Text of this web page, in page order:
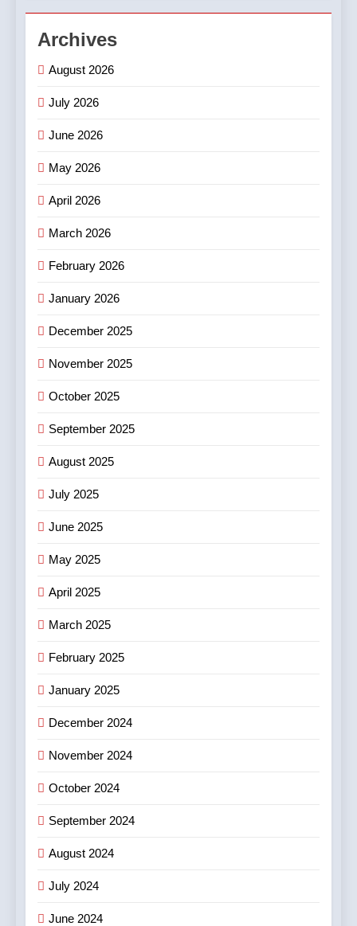
Archives
August 2026
July 2026
June 2026
May 2026
April 2026
March 2026
February 2026
January 2026
December 2025
November 2025
October 2025
September 2025
August 2025
July 2025
June 2025
May 2025
April 2025
March 2025
February 2025
January 2025
December 2024
November 2024
October 2024
September 2024
August 2024
July 2024
June 2024